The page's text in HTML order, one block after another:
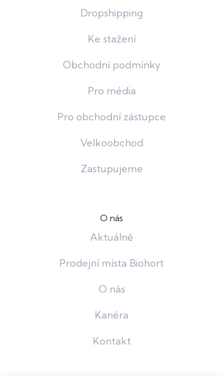
Dropshipping
Ke stažení
Obchodní podmínky
Pro média
Pro obchodní zástupce
Velkoobchod
Zastupujeme
O nás
Aktuálně
Prodejní místa Biohort
O nás
Kariéra
Kontakt